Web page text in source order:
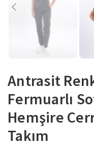
Antrasit
Fermuarlı
Hemşire
Takım